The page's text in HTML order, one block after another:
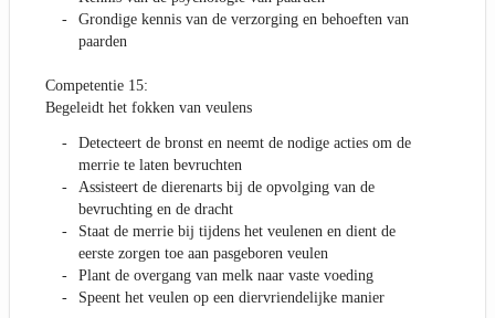
Grondige kennis van de verzorging en behoeften van
paarden
Competentie 15:
Begeleidt het fokken van veulens
Detecteert de bronst en neemt de nodige acties om de
merrie te laten bevruchten
Assisteert de dierenarts bij de opvolging van de
bevruchting en de dracht
Staat de merrie bij tijdens het veulenen en dient de
eerste zorgen toe aan pasgeboren veulen
Plant de overgang van melk naar vaste voeding
Speent het veulen op een diervriendelijke manier